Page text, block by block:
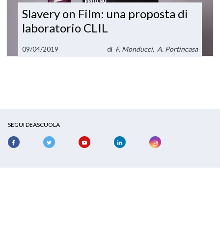
Slavery on Film: una proposta di
laboratorio CLIL
09/04/2019 di F. Monducci, A. Portincasa
SEGUI DEASCUOLA